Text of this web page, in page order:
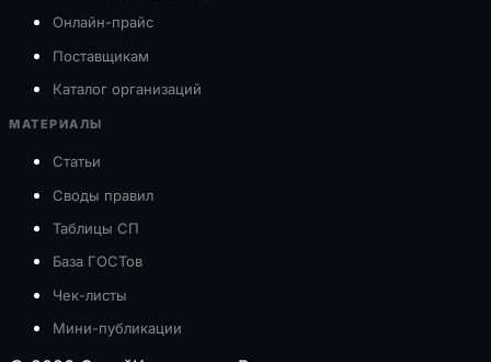
Онлайн-прайс
Поставщикам
Каталог организаций
МАТЕРИАЛЫ
Статьи
Своды правил
Таблицы СП
База ГОСТов
Чек-листы
Мини-публикации